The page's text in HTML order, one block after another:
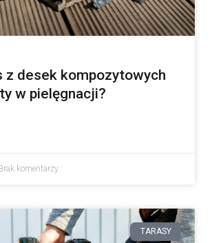
z desek kompozytowych
w pielęgnacji?
Brak komentarzy
TARASY